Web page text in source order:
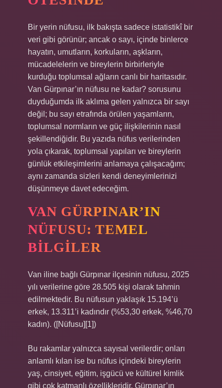
Bir yerin nüfusu, ilk bakışta sadece istatistikî bir
veri gibi görünür; ancak o sayı, içinde binlerce
hayatın, umutların, korkuların, aşkların,
mücadelelerin ve bireylerin birbirleriyle
kurduğu toplumsal ağların canlı bir haritasıdır.
Van Gürpınar’ın nüfusu ne kadar? sorusunu
duyduğumda ilk aklıma gelen yalnızca bir sayı
değil; bu sayı etrafında örülen yaşamların,
toplumsal normların ve güç ilişkilerinin nasıl
şekillendiğidir. Bu yazıda nüfus verilerinden
yola çıkarak, toplumsal yapıları ve bireylerin
günlük etkileşimlerini anlamaya çalışacağım;
aynı zamanda sizleri kendi deneyimlerinizi
düşünmeye davet edeceğim.
VAN GÜRPINAR’IN
NÜFUSU: TEMEL
BILGILER
Van iline bağlı Gürpınar ilçesinin nüfusu, 2025
yılı verilerine göre 28.505 kişi olarak tahmin
edilmektedir. Bu nüfusun yaklaşık 15.194’ü
erkek, 13.311’i kadındır (%53,30 erkek, %46,70
kadın). ([Nüfusu][1])
Bu rakamlar yalnızca sayısal verilerdir; onları
anlamlı kılan ise bu nüfus içindeki bireylerin
yaş, cinsiyet, eğitim, işgücü ve kültürel kimlik
gibi çok katmanlı özellikleridir. Gürpınar’ın